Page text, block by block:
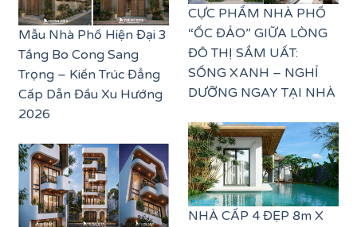
Mẫu Nhà Phố Hiện Đại 3
Tầng Bo Cong Sang
Trọng – Kiến Trúc Đẳng
Cấp Dẫn Đầu Xu Hướng
2026
CỰC PHẨM NHÀ PHỐ
“ỐC ĐẢO” GIỮA LÒNG
ĐÔ THỊ SẦM UẤT:
SỐNG XANH – NGHỈ
DƯỠNG NGAY TẠI NHÀ
NHÀ CẤP 4 ĐẸP 8m X